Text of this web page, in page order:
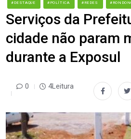
#DESTAQUE #POLÍTICA #REDES
Serviços da
cidade não param
durante a Exposul
0 4Leitura